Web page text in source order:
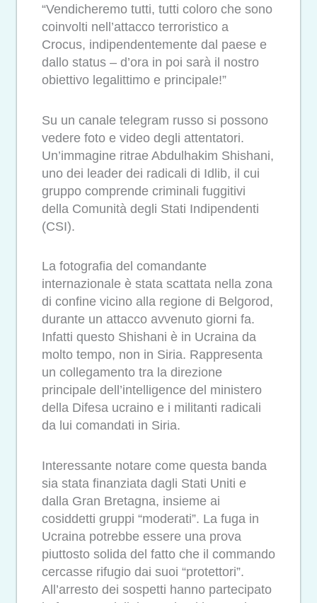
“Vendicheremo tutti, tutti coloro che sono
coinvolti nell’attacco terroristico a
Crocus, indipendentemente dal paese e
dallo status – d’ora in poi sarà il nostro
obiettivo legalittimo e principale!”
Su un canale telegram russo si possono
vedere foto e video degli attentatori.
Un’immagine ritrae Abdulhakim Shishani,
uno dei leader dei radicali di Idlib, il cui
gruppo comprende criminali fuggitivi
della Comunità degli Stati Indipendenti
(CSI). ️
La fotografia del comandante
internazionale è stata scattata nella zona
di confine vicino alla regione di Belgorod,
durante un attacco avvenuto giorni fa.
Infatti questo Shishani è in Ucraina da
molto tempo, non in Siria. Rappresenta
un collegamento tra la direzione
principale dell’intelligence del ministero
della Difesa ucraino e i militanti radicali
da lui comandati in Siria.
Interessante notare come questa banda
sia stata finanziata dagli Stati Uniti e
dalla Gran Bretagna, insieme ai
cosiddetti gruppi “moderati”. La fuga in
Ucraina potrebbe essere una prova
piuttosto solida del fatto che il commando
cercasse rifugio dai suoi “protettori”.
All’arresto dei sospetti hanno partecipato